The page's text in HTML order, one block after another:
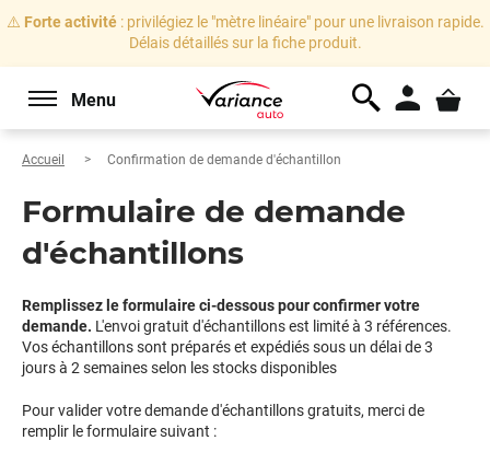
⚠️ Forte activité: privilégiez le "mètre linéaire" pour une livraison rapide.
Délais détaillés sur la fiche produit.
Menu
Accueil Confirmation de demande d'échantillon
Formulaire de demande
d'échantillons
Remplissez le formulaire ci-dessous pour confirmer votre
demande. L'envoi gratuit d'échantillons est limité à 3 références.
Vos échantillons sont préparés et expédiés sous un délai de 3
jours à 2 semaines selon les stocks disponibles
Pour valider votre demande d'échantillons gratuits, merci de
remplir le formulaire suivant :